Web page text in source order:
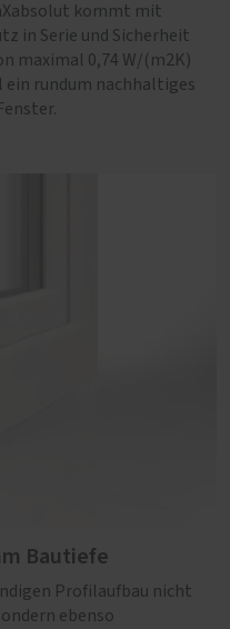
kommt mit
in Serie und Sicherheit
maximal 0,74 W/(m2K)
ein rundum nachhaltiges
Bautiefe
Profilaufbau nicht
ebenso
maximal 0,74 W/(m2K),
Kunststoff-Fenster.